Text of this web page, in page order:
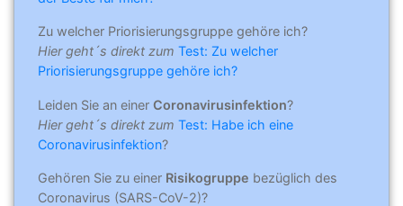
Zu welcher Priorisierungsgruppe gehöre ich?
Hier geht´s direkt zum Test: Zu welcher
Priorisierungsgruppe gehöre ich?
Leiden Sie an einer Coronavirusinfektion?
Hier geht´s direkt zum Test: Habe ich eine
Coronavirusinfektion?
Gehören Sie zu einer Risikogruppe bezüglich des
Coronavirus (SARS-CoV-2)?